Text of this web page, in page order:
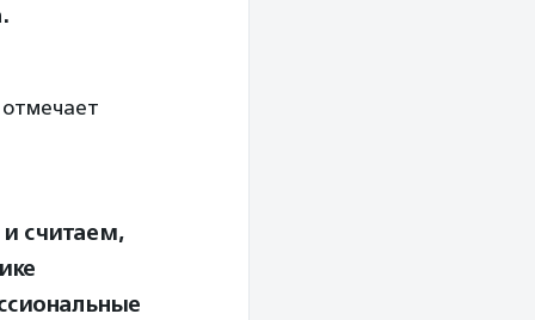
.
считаем,